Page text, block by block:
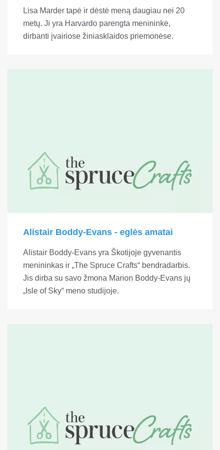
Lisa Marder tapė ir dėstė meną daugiau nei 20
metų. Ji yra Harvardo parengta menininkė,
dirbanti įvairiose žiniasklaidos priemonėse.
Alistair Boddy-Evans - eglės amatai
Alistair Boddy-Evans yra Škotijoje gyvenantis
menininkas ir „The Spruce Crafts“ bendradarbis.
Jis dirba su savo žmona Marion Boddy-Evans jų
„Isle of Sky“ meno studijoje.